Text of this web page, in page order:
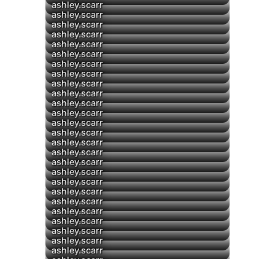
ashley.scarr
ashley.scarr
ashley.scarr
ashley.scarr
ashley.scarr
ashley.scarr
ashley.scarr
ashley.scarr
ashley.scarr
ashley.scarr
ashley.scarr
ashley.scarr
ashley.scarr
ashley.scarr
ashley.scarr
ashley.scarr
ashley.scarr
▶
ashley.scarr
ashley.scarr
ashley.scarr
▶
ashley.scarr
▶
ashley.scarr
ashley.scarr
ashley.scarr
ashley.scarr
ashley.scarr